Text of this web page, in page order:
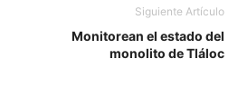
Siguiente Artículo
Monitorean el estado del
monolito de Tláloc